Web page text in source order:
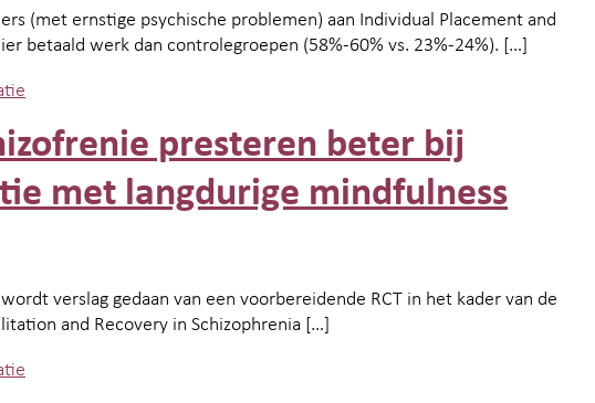
(met ernstige psychische problemen) aan Individual Placement and
betaald werk dan controlegroepen (58%-60% vs. 23%-24%). […]
presteren beter bij
met langdurige mindfulness
verslag gedaan van een voorbereidende RCT in het kader van de
and Recovery in Schizophrenia […]